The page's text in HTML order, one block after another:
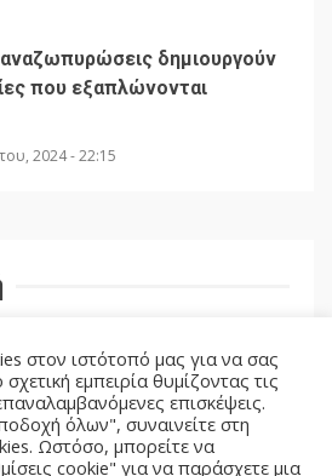
δημιουργούν
που εξαπλώνονται
2024 - 22:15
στον ιστότοπό μας για να σας
εμπειρία θυμίζοντας τις
επισκέψεις.
όλων", συναινείτε στη
Ωστόσο, μπορείτε να
cookie" για να παράσχετε μια